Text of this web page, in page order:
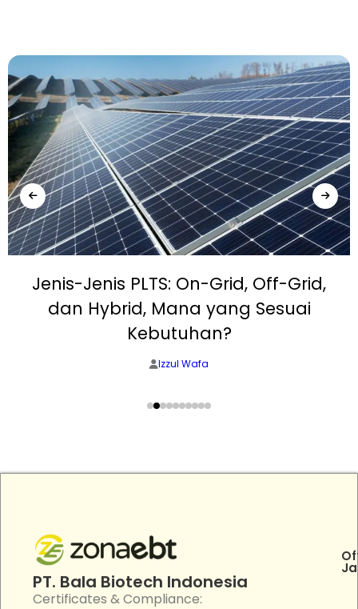
Jenis-Jenis PLTS: On-Grid, Off-Grid,
dan Hybrid, Mana yang Sesuai
Kebutuhan?
Izzul Wafa
PT. Bala Biotech Indonesia
Certificates & Compliance: